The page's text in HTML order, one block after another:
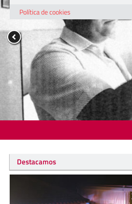
Destacamos
Política de cookies